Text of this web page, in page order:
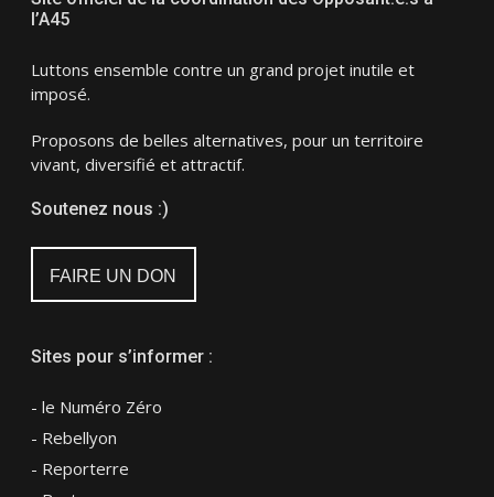
l’A45
Luttons ensemble contre un grand projet inutile et
imposé.
Proposons de belles alternatives, pour un territoire
vivant, diversifié et attractif.
Soutenez nous :)
FAIRE UN DON
Sites pour s’informer :
- le Numéro Zéro
- Rebellyon
- Reporterre